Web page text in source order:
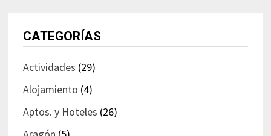
CATEGORÍAS
Actividades (29)
Alojamiento (4)
Aptos. y Hoteles (26)